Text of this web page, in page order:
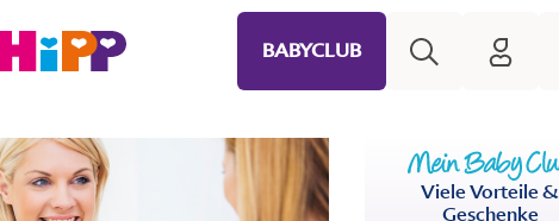
BABYCLUB
Viele Vorteile &
Geschenke